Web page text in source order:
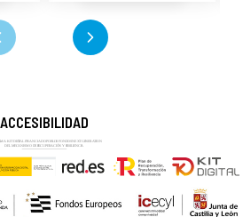
ACCESIBILIDAD